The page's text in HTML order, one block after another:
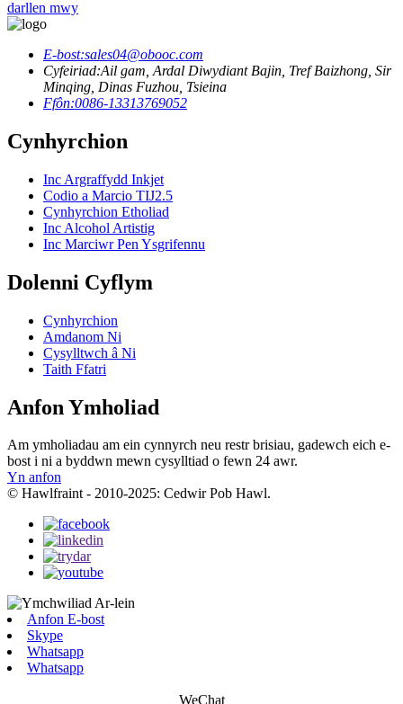
darllen mwy
E-bost:sales04@obooc.com
Cyfeiriad:Ail gam, Ardal Diwydiant Bajin, Tref Baizhong, Sir
Minqing, Dinas Fuzhou, Tsieina
Ffôn:0086-13313769052
Cynhyrchion
Inc Argraffydd Inkjet
Codio a Marcio TIJ2.5
Cynhyrchion Etholiad
Inc Alcohol Artistig
Inc Marciwr Pen Ysgrifennu
Dolenni Cyflym
Cynhyrchion
Amdanom Ni
Cysylltwch â Ni
Taith Ffatri
Anfon Ymholiad
Am ymholiadau am ein cynnyrch neu restr brisiau, gadewch eich e-
bost i ni a byddwn mewn cysylltiad o fewn 24 awr.
Yn anfon
© Hawlfraint - 2010-2025: Cedwir Pob Hawl.
Anfon E-bost
Skype
Whatsapp
Whatsapp
WeChat